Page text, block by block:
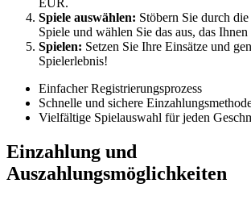
EUR.
Spiele auswählen: Stöbern Sie durch
Spiele und wählen Sie das aus, das
Spielen: Setzen Sie Ihre Einsätze und
Spielerlebnis!
Einfacher Registrierungsprozess
Schnelle und sichere
Vielfältige Spielauswahl für jeden
Einzahlung und
Auszahlungsmöglichkeiten